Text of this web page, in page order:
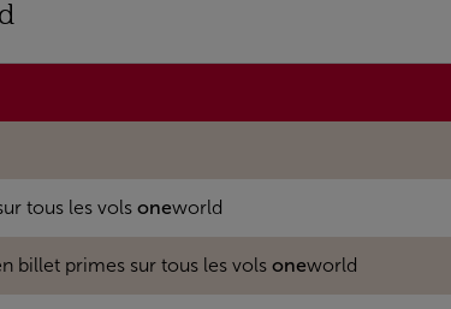
tous les vols oneworld
billet primes sur tous les vols oneworld